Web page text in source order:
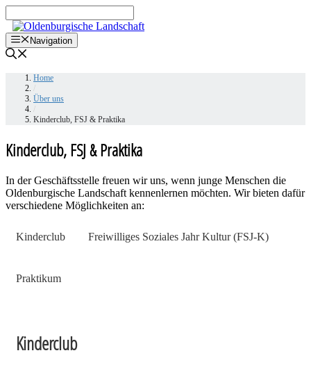
Inhalt
springenNavigation
Home
Über uns
Kinderclub, FSJ & Praktika
Kinderclub, FSJ & Praktika
In der Geschäftsstelle freuen wir uns, wenn junge Menschen die
Oldenburgische Landschaft kennenlernen möchten. Wir bieten dafür
verschiedene Möglichkeiten an:
Kinderclub Freiwilliges Soziales Jahr Kultur (FSJ-K)
Praktikum
Kinderclub